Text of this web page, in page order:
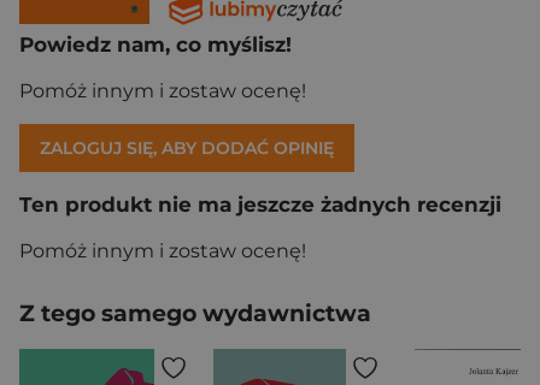
Powiedz nam, co myślisz!
Pomóż innym i zostaw ocenę!
ZALOGUJ SIĘ, ABY DODAĆ OPINIĘ
Ten produkt nie ma jeszcze żadnych recenzji
Pomóż innym i zostaw ocenę!
Z tego samego wydawnictwa